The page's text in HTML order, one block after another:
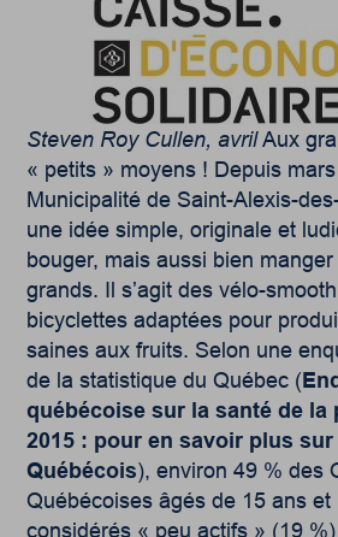
Steven Roy Cullen, avrilAux
« petits » moyens ! Depuis
Municipalité de Saint-Alexis-
une idée simple, originale et
bouger, mais aussi bien
grands. Il s’agit des vélo-
bicyclettes adaptées pour
saines aux fruits. Selon une
de la statistique du Québec (
québécoise sur la santé de la
2015 : pour en savoir plus sur
Québécois), environ 49 % des
Québécoises âgés de 15 ans et
considérés « peu actifs » (19